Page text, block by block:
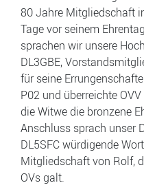
80 Jahre Mitgliedschaft
Tage vor seinem
sprachen wir unsere
DL3GBE,
für seine
P02 und überreichte
die Witwe die bronzene
Anschluss sprach unser
DL5SFC würdigende
Mitgliedschaft von Rolf,
OVs galt.